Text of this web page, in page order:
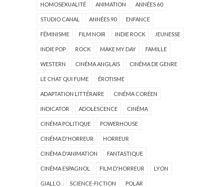
HOMOSEXUALITÉ ANIMATION ANNÉES 60
STUDIO CANAL ANNÉES 90 ENFANCE
FÉMINISME FILM NOIR INDIE ROCK JEUNESSE
INDIE POP ROCK MAKE MY DAY FAMILLE
WESTERN CINÉMA ANGLAIS CINÉMA DE GENRE
LE CHAT QUI FUME ÉROTISME
ADAPTATION LITTÉRAIRE CINÉMA CORÉEN
INDICATOR ADOLESCENCE CINÉMA
CINÉMA POLITIQUE POWERHOUSE
CINÉMA D'HORREUR HORREUR
CINÉMA D'ANIMATION FANTASTIQUE
CINÉMA ESPAGNOL FILM D'HORREUR LYON
GIALLO SCIENCE-FICTION POLAR